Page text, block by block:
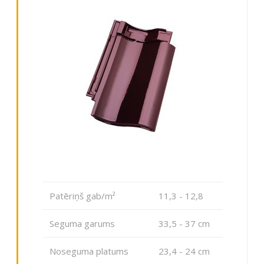
Patēriņš gab/m² 11,3 - 12,8
Seguma garums 33,5 - 37 сm
Noseguma platums 23,4 - 24 сm